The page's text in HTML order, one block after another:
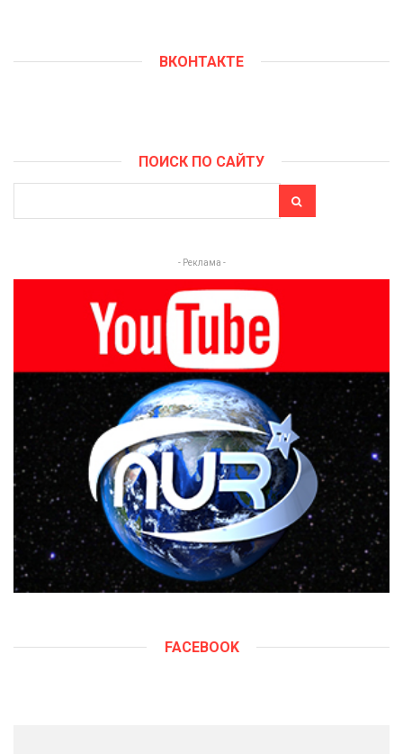
ВКОНТАКТЕ
ПОИСК ПО САЙТУ
- Реклама -
FACEBOOK